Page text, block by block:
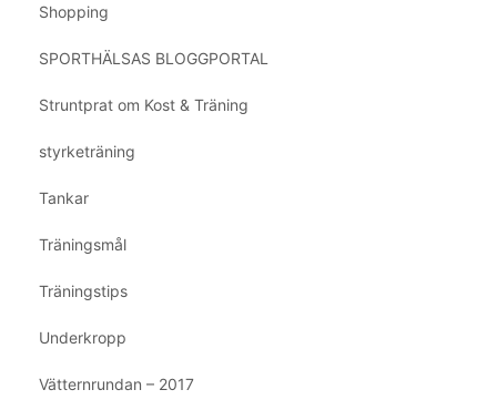
Shopping
SPORTHÄLSAS BLOGGPORTAL
Struntprat om Kost & Träning
styrketräning
Tankar
Träningsmål
Träningstips
Underkropp
Vätternrundan – 2017